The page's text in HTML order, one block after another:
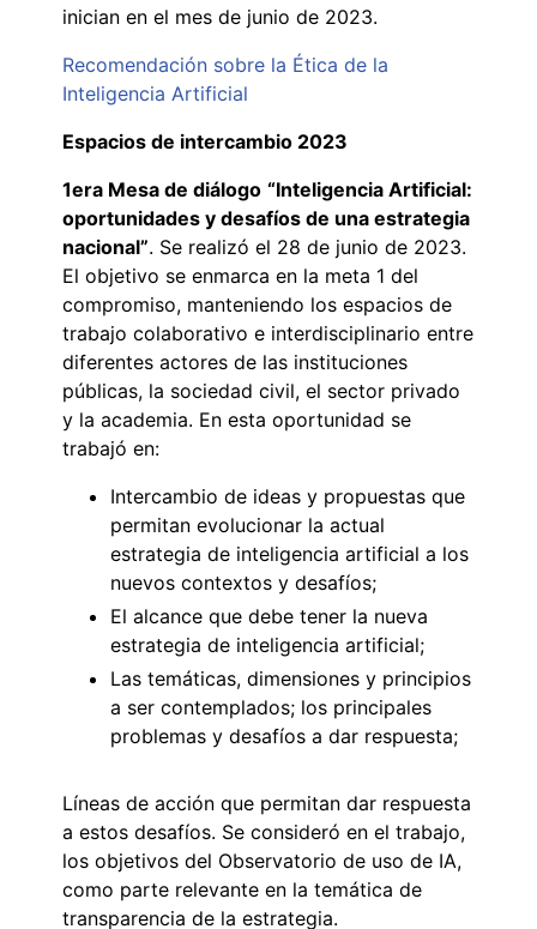
inician en el mes de junio de 2023.
Recomendación sobre la Ética de la
Inteligencia Artificial
Espacios de intercambio 2023
1era Mesa de diálogo “Inteligencia Artificial:
oportunidades y desafíos de una estrategia
nacional”. Se realizó el 28 de junio de 2023.
El objetivo se enmarca en la meta 1 del
compromiso, manteniendo los espacios de
trabajo colaborativo e interdisciplinario entre
diferentes actores de las instituciones
públicas, la sociedad civil, el sector privado
y la academia. En esta oportunidad se
trabajó en:
Intercambio de ideas y propuestas que
permitan evolucionar la actual
estrategia de inteligencia artificial a los
nuevos contextos y desafíos;
El alcance que debe tener la nueva
estrategia de inteligencia artificial;
Las temáticas, dimensiones y principios
a ser contemplados; los principales
problemas y desafíos a dar respuesta;
Líneas de acción que permitan dar respuesta
a estos desafíos. Se consideró en el trabajo,
los objetivos del Observatorio de uso de IA,
como parte relevante en la temática de
transparencia de la estrategia.